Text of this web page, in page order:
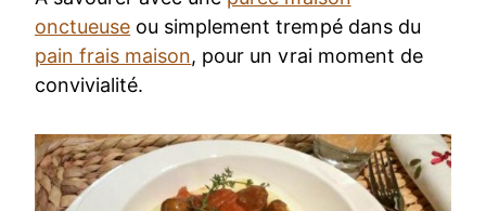
onctueuse ou simplement trempé dans du
pain frais maison, pour un vrai moment de
convivialité.